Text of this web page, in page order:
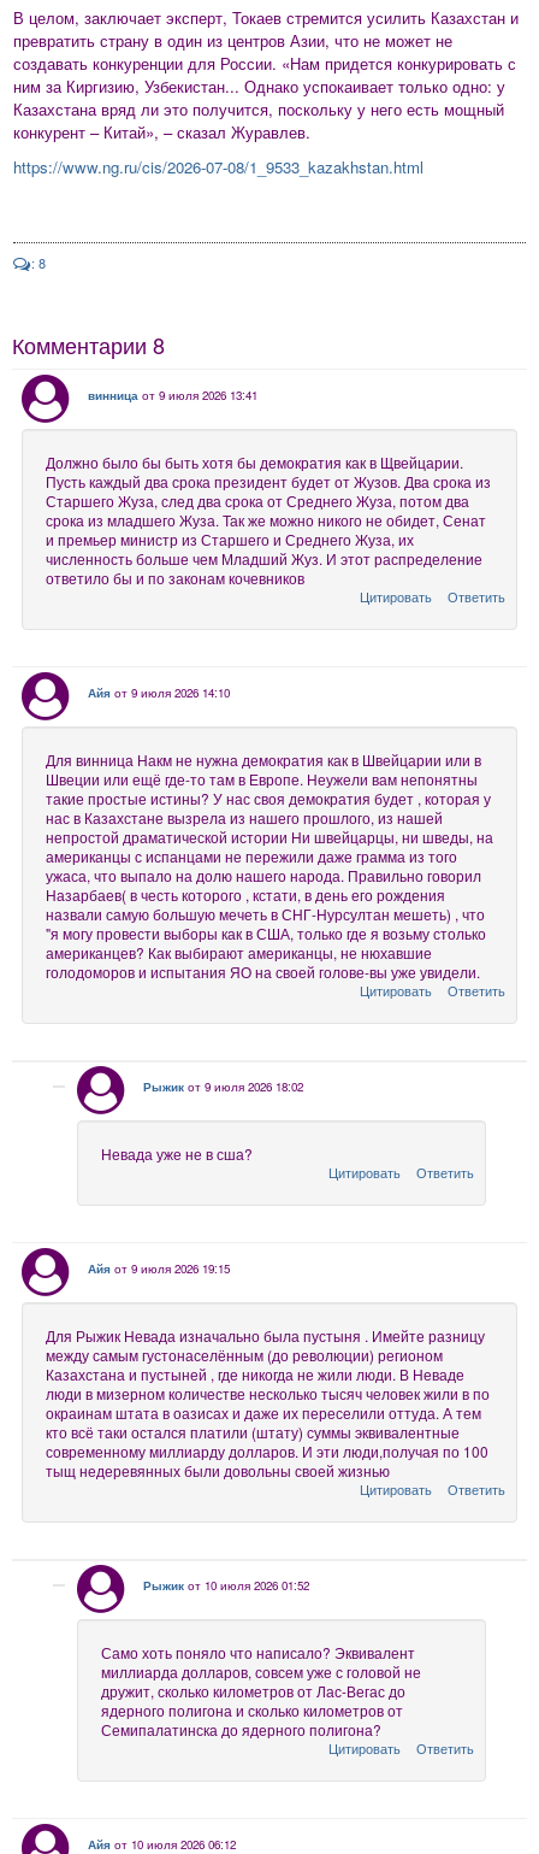
В целом, заключает эксперт, Токаев стремится усилить Казахстан и
превратить страну в один из центров Азии, что не может не
создавать конкуренции для России. «Нам придется конкурировать с
ним за Киргизию, Узбекистан... Однако успокаивает только одно: у
Казахстана вряд ли это получится, поскольку у него есть мощный
конкурент – Китай», – сказал Журавлев.
https://www.ng.ru/cis/2026-07-08/1_9533_kazakhstan.html
: 8
Комментарии 8
винница от 9 июля 2026 13:41
Должно было бы быть хотя бы демократия как в Щвейцарии.
Пусть каждый два срока президент будет от Жузов. Два срока из
Старшего Жуза, след два срока от Среднего Жуза, потом два
срока из младшего Жуза. Так же можно никого не обидет, Сенат
и премьер министр из Старшего и Среднего Жуза, их
численность больше чем Младший Жуз. И этот распределение
ответило бы и по законам кочевников
Цитировать Ответить
Айя от 9 июля 2026 14:10
Для винница Накм не нужна демократия как в Швейцарии или в
Швеции или ещё где-то там в Европе. Неужели вам непонятны
такие простые истины? У нас своя демократия будет , которая у
нас в Казахстане вызрела из нашего прошлого, из нашей
непростой драматической истории Ни швейцарцы, ни шведы, на
американцы с испанцами не пережили даже грамма из того
ужаса, что выпало на долю нашего народа. Правильно говорил
Назарбаев( в честь которого , кстати, в день его рождения
назвали самую большую мечеть в СНГ-Нурсултан мешеть) , что
"я могу провести выборы как в США, только где я возьму столько
американцев? Как выбирают американцы, не нюхавшие
голодоморов и испытания ЯО на своей голове-вы уже увидели.
Цитировать Ответить
Рыжик от 9 июля 2026 18:02
Невада уже не в сша?
Цитировать Ответить
Айя от 9 июля 2026 19:15
Для Рыжик Невада изначально была пустыня . Имейте разницу
между самым густонаселённым (до революции) регионом
Казахстана и пустыней , где никогда не жили люди. В Неваде
люди в мизерном количестве несколько тысяч человек жили в по
окраинам штата в оазисах и даже их переселили оттуда. А тем
кто всё таки остался платили (штату) суммы эквивалентные
современному миллиарду долларов. И эти люди,получая по 100
тыщ недеревянных были довольны своей жизнью
Цитировать Ответить
Рыжик от 10 июля 2026 01:52
Само хоть поняло что написало? Эквивалент
миллиарда долларов, совсем уже с головой не
дружит, сколько километров от Лас-Вегас до
ядерного полигона и сколько километров от
Семипалатинска до ядерного полигона?
Цитировать Ответить
Айя от 10 июля 2026 06:12